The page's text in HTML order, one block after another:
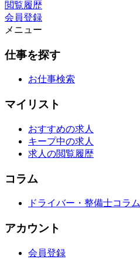
閲覧履歴
会員登録
メニュー
仕事を探す
お仕事検索
マイリスト
おすすめの求人
キープ中の求人
求人の閲覧履歴
コラム
ドライバー・整備士コラム
アカウント
会員登録